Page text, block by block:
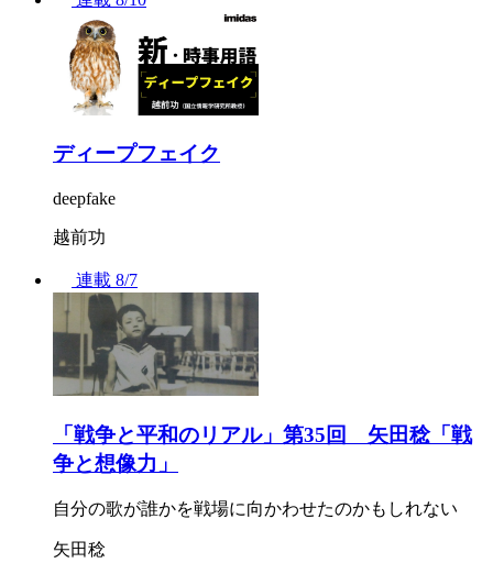
ディープフェイク
deepfake
越前功
連載 8/7
「戦争と平和のリアル」第35回 矢田稔「戦
争と想像力」
自分の歌が誰かを戦場に向かわせたのかもしれない
矢田稔